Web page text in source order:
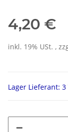
4,20 €
inkl. 19% USt. ,
Lager Lieferant: